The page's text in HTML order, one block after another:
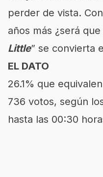
perder de vista.
años más ¿será
Little” se convierta
EL DATO
26.1% que
736 votos, según
hasta las 00:30